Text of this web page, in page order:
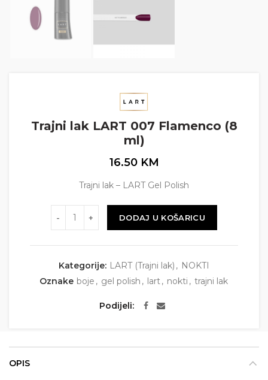
Trajni lak LART 007 Flamenco (8
ml)
16.50 KM
Trajni lak – LART Gel Polish
DODAJ U KOŠARICU
Kategorije: LART (Trajni lak) , NOKTI
Oznake boje , gel polish , lart, nokti , trajni lak
Podijeli
OPIS